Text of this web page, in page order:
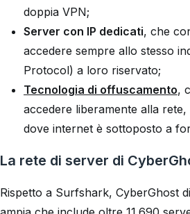
doppia VPN;
Server con IP dedicati, che
accedere sempre allo stesso
Protocol) a loro riservato;
Tecnologia di offuscamento,
accedere liberamente alla
dove internet è sottoposto a
La rete di server di
Rispetto a Surfshark, CyberGhost